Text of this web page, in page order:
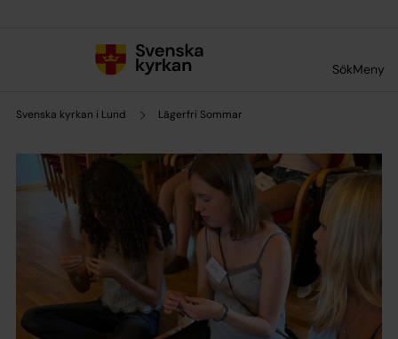
SökMeny
Svenska kyrkan i Lund Lägerfri Sommar